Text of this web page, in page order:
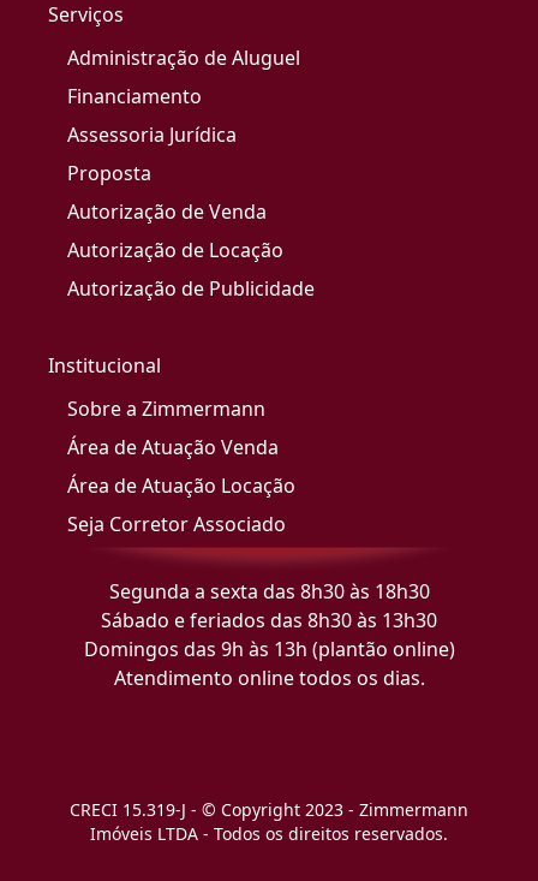
Serviços
Administração de Aluguel
Financiamento
Assessoria Jurídica
Proposta
Autorização de Venda
Autorização de Locação
Autorização de Publicidade
Institucional
Sobre a Zimmermann
Área de Atuação Venda
Área de Atuação Locação
Seja Corretor Associado
Segunda a sexta das 8h30 às 18h30
Sábado e feriados das 8h30 às 13h30
Domingos das 9h às 13h (plantão online)
Atendimento online todos os dias.
CRECI 15.319-J - © Copyright 2023 - Zimmermann
Imóveis LTDA - Todos os direitos reservados.